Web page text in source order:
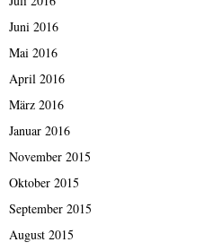
Juni 2016
Mai 2016
April 2016
März 2016
Januar 2016
November 2015
Oktober 2015
September 2015
August 2015